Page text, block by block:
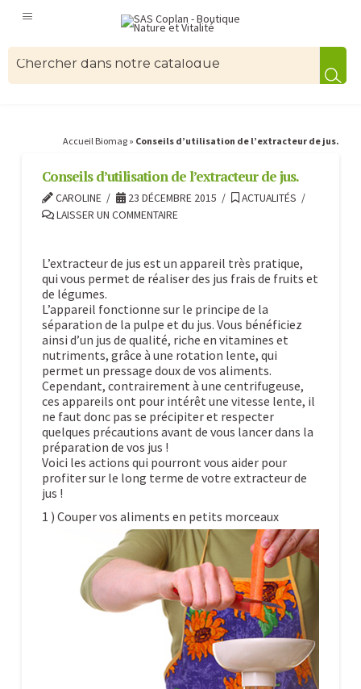
Accueil Biomag » Conseils d’utilisation de l’extracteur de jus.
Conseils d’utilisation de l’extracteur de jus.
CAROLINE 23 DÉCEMBRE 2015
ACTUALITÉS
LAISSER UN COMMENTAIRE
L’extracteur de jus est un appareil très pratique,
qui vous permet de réaliser des jus frais de fruits et
de légumes.
L’appareil fonctionne sur le principe de la
séparation de la pulpe et du jus. Vous bénéficiez
ainsi d’un jus de qualité, riche en vitamines et
nutriments, grâce à une rotation lente, qui
permet un pressage doux de vos aliments.
Cependant, contrairement à une centrifugeuse,
ces appareils ont pour intérêt une vitesse lente, il
ne faut donc pas se précipiter et respecter
quelques précautions avant de vous lancer dans la
préparation de vos jus !
Voici les actions qui pourront vous aider pour
profiter sur le long terme de votre extracteur de
jus !
1 ) Couper vos aliments en petits morceaux